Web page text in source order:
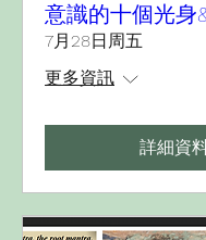
意識的十個光身
7月28日周五
更多資訊
詳細資